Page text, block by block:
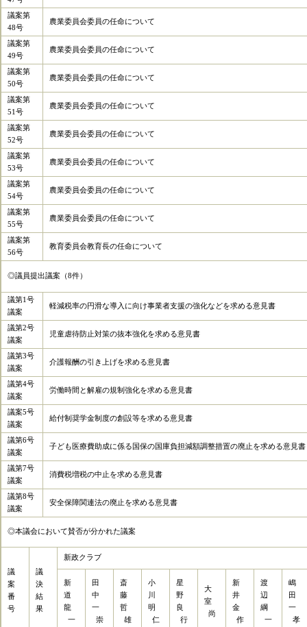
議案第
48号
農業委員会委員の任命について
議案第
49号
農業委員会委員の任命について
議案第
50号
農業委員会委員の任命について
議案第
51号
農業委員会委員の任命について
議案第
52号
農業委員会委員の任命について
議案第
53号
農業委員会委員の任命について
議案第
54号
農業委員会委員の任命について
議案第
55号
農業委員会委員の任命について
議案第
56号
教育委員会教育長の任命について
◎議員提出議案（8件）
議第1号
議案
軽減税率の円滑な導入に向け事業者支援の強化などを求める意見書
議第2号
議案
児童虐待防止対策の抜本強化を求める意見書
議第3号
議案
介護報酬の引き上げを求める意見書
議第4号
議案
労働時間と解雇の規制強化を求める意見書
議案5号
議案
給付制奨学金制度の創設等を求める意見書
議第6号
議案
子ども医療費助成に係る国保の国庫負担減額調整措置の廃止を求める意見書
議第7号
議案
消費税増税の中止を求める意見書
議第8号
議案
安全保障関連法の廃止を求める意見書
◎本議会において賛否が分かれた議案
議
案
番
号
議
決
結
果
新政クラブ
新
道
龍
一
田
中
一
崇
斎
藤
哲
雄
小
川
明
仁
星
野
良
行
大
室
尚
新
井
金
作
渡
辺
綱
一
嶋
田
一
孝